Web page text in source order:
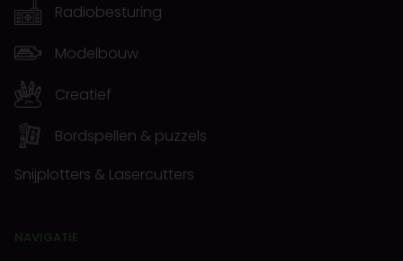
Radiobesturing
Modelbouw
Creatief
Bordspellen & puzzels
Snijplotters & Lasercutters
NAVIGATIE